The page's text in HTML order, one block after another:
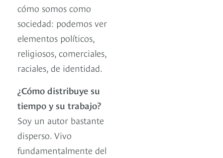
cómo somos como
sociedad: podemos ver
elementos políticos,
religiosos, comerciales,
raciales, de identidad.
¿Cómo distribuye su
tiempo y su trabajo?
Soy un autor bastante
disperso. Vivo
fundamentalmente del